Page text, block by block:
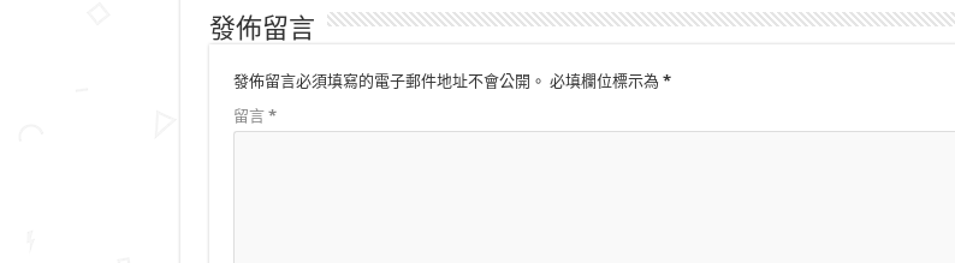
發佈留言
發佈留言必須填寫的電子郵件地址不會公開。 必填欄位標示為 *
留言 *